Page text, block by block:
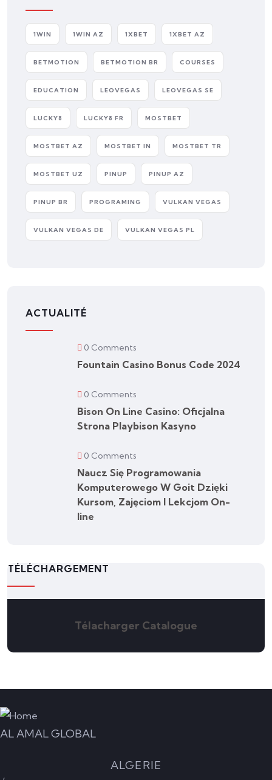
1WIN 1WIN AZ 1XBET 1XBET AZ
BETMOTION BETMOTION BR COURSES
EDUCATION LEOVEGAS LEOVEGAS SE
LUCKY8 LUCKY8 FR MOSTBET
MOSTBET AZ MOSTBET IN MOSTBET TR
MOSTBET UZ PINUP PINUP AZ
PINUP BR PROGRAMING VULKAN VEGAS
VULKAN VEGAS DE VULKAN VEGAS PL
ACTUALITÉ
0 Comments
Fountain Casino Bonus Code 2024
0 Comments
Bison On Line Casino: Oficjalna
Strona Playbison Kasyno
0 Comments
Naucz Się Programowania
Komputerowego W Goit Dzięki
Kursom, Zajęciom I Lekcjom On-
line
TÉLÉCHARGEMENT
Télacharger Catalogue
AL AMAL GLOBAL
ALGERIE